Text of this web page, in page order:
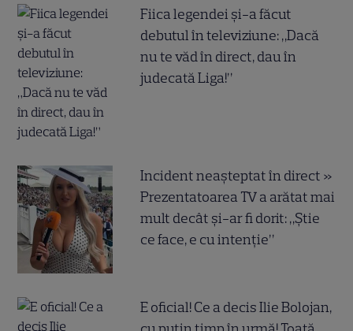
Fiica legendei și-a făcut
debutul în televiziune: „Dacă
nu te văd în direct, dau în
judecată Liga!”
Incident neașteptat în direct »
Prezentatoarea TV a arătat mai
mult decât și-ar fi dorit: „Știe
ce face, e cu intenție”
E oficial! Ce a decis Ilie Bolojan,